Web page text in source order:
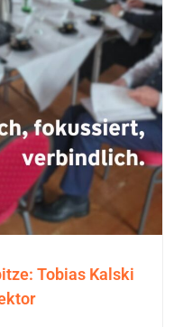
Tobias Kalski